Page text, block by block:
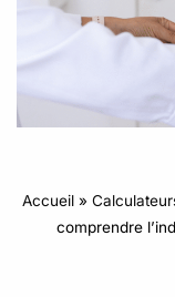
Accueil»
comprendre